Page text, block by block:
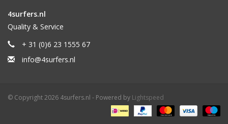
4surfers.nl
Quality & Service
+ 31 (0)6 23 1555 67
info@4surfers.nl
© Copyright 2026 4surfers.nl - Powered by Lightspeed